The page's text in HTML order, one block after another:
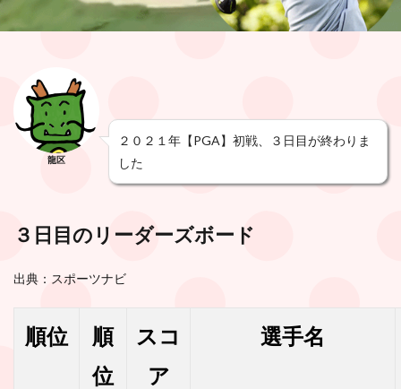
龍区
２０２１年【PGA】初戦、３日目が終わりま
した
３日目のリーダーズボード
出典：スポーツナビ
順位
順
位
スコ
ア
選手名